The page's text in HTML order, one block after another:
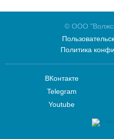
© ООО
Политика
ВКонтакте
Telegram
Youtube